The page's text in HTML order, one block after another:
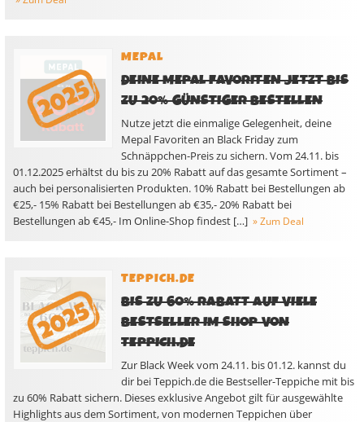
MEPAL
DEINE MEPAL FAVORITEN JETZT BIS
ZU 20% GÜNSTIGER BESTELLEN
Nutze jetzt die einmalige Gelegenheit, deine
Mepal Favoriten an Black Friday zum
Schnäppchen-Preis zu sichern. Vom 24.11. bis
01.12.2025 erhältst du bis zu 20% Rabatt auf das gesamte Sortiment –
auch bei personalisierten Produkten. 10% Rabatt bei Bestellungen ab
€25,- 15% Rabatt bei Bestellungen ab €35,- 20% Rabatt bei
Bestellungen ab €45,- Im Online-Shop findest […] » Zum Deal
TEPPICH.DE
BIS ZU 60% RABATT AUF VIELE
BESTSELLER IM SHOP VON
TEPPICH.DE
Zur Black Week vom 24.11. bis 01.12. kannst du
dir bei Teppich.de die Bestseller-Teppiche mit bis
zu 60% Rabatt sichern. Dieses exklusive Angebot gilt für ausgewählte
Highlights aus dem Sortiment, von modernen Teppichen über